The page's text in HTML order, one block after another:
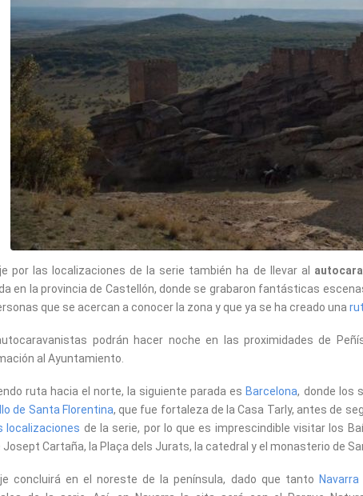
por las localizaciones de la serie también ha de llevar al
en la provincia de Castellón, donde se grabaron fantásticas
que se acercan a conocer la zona y que ya se ha creado una
podrán hacer noche en las proximidades de
al Ayuntamiento.
ruta hacia el norte, la siguiente parada es Barcelona, donde los
de Santa Florentina, que fue fortaleza de la Casa Tarly, antes de
localizaciones de la serie, por lo que es imprescindible visitar los
Josept Cartaña, la Plaça dels Jurats, la catedral y el monasterio de
concluirá en el noreste de la península, dado que tanto Navarra